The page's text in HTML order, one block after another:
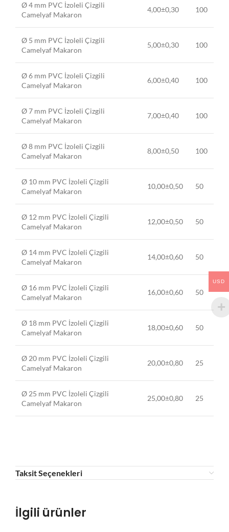
Ø 4 mm PVC İzoleli Çizgili
Camelyaf Makaron
4,00±0,30 100
Ø 5 mm PVC İzoleli Çizgili
Camelyaf Makaron
5,00±0,30 100
Ø 6 mm PVC İzoleli Çizgili
Camelyaf Makaron
6,00±0,40 100
Ø 7 mm PVC İzoleli Çizgili
Camelyaf Makaron
7,00±0,40 100
Ø 8 mm PVC İzoleli Çizgili
Camelyaf Makaron
8,00±0,50 100
Ø 10 mm PVC İzoleli Çizgili
Camelyaf Makaron
10,00±0,50 50
Ø 12 mm PVC İzoleli Çizgili
Camelyaf Makaron
12,00±0,50 50
Ø 14 mm PVC İzoleli Çizgili
Camelyaf Makaron
14,00±0,60 50
Ø 16 mm PVC İzoleli Çizgili
Camelyaf Makaron
16,00±0,60 50
Ø 18 mm PVC İzoleli Çizgili
Camelyaf Makaron
18,00±0,60 50
Ø 20 mm PVC İzoleli Çizgili
Camelyaf Makaron
20,00±0,80 25
Ø 25 mm PVC İzoleli Çizgili
Camelyaf Makaron
25,00±0,80 25
Taksit Seçenekleri
İlgili ürünler
USD